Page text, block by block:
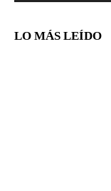
LO MÁS LEÍDO